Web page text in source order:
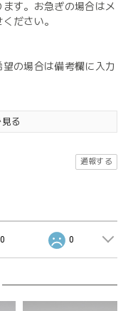
す。お急ぎの場合はメ
ださい。
の場合は備考欄に入力
る
通報する
0 0